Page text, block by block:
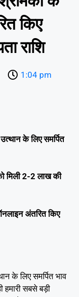
किए
राशि
1:04 pm
के लिए समर्पित
मिली 2-2 लाख की
अंतरित किए
के लिए समर्पित भाव
सबसे बड़ी